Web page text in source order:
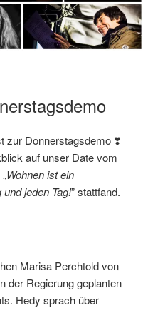
zur Donnerstagsdemo ❣️
auf unser Date vom
Wohnen ist ein
jeden Tag!” stattfand.
Marisa Perchtold von
der Regierung geplanten
Hedy sprach über